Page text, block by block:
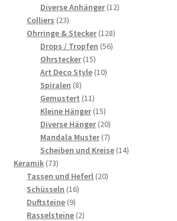
Produkte
Diverse Anhänger 1212
Colliers 2323
Produkte
Ohrringe & Stecker 128128
Drops / Tropfen 5656
Ohrstecker 1515
Produkte
Art Deco Style 1010
Spiralen 88
Produkte
Gemustert 1111
Produkte
Kleine Hänger 1515
Produkte
Diverse Hänger 2020
Produkte
Mandala Muster 77
Produkte
Scheiben und Kreise 1414
Keramik 7373
Produkte
Tassen und Heferl 2020
Schüsseln 1616
Duftsteine 99
Produkte
Rasselsteine 22